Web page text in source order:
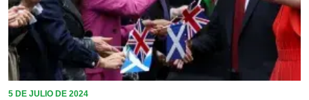
5 DE JULIO DE 2024